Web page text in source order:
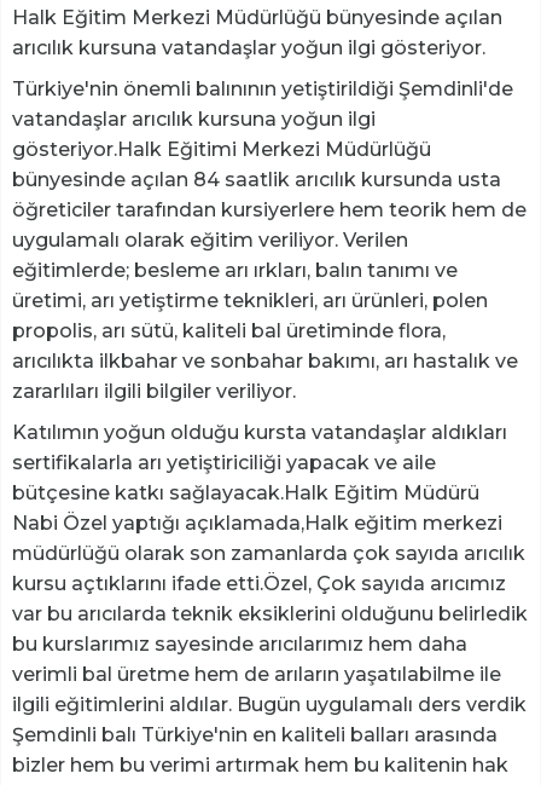
Halk Eğitim Merkezi Müdürlüğü bünyesinde açılan
arıcılık kursuna vatandaşlar yoğun ilgi gösteriyor.
Türkiye'nin önemli balınının yetiştirildiği Şemdinli'de
vatandaşlar arıcılık kursuna yoğun ilgi
gösteriyor.Halk Eğitimi Merkezi Müdürlüğü
bünyesinde açılan 84 saatlik arıcılık kursunda usta
öğreticiler tarafından kursiyerlere hem teorik hem de
uygulamalı olarak eğitim veriliyor. Verilen
eğitimlerde; besleme arı ırkları, balın tanımı ve
üretimi, arı yetiştirme teknikleri, arı ürünleri, polen
propolis, arı sütü, kaliteli bal üretiminde flora,
arıcılıkta ilkbahar ve sonbahar bakımı, arı hastalık ve
zararlıları ilgili bilgiler veriliyor.
Katılımın yoğun olduğu kursta vatandaşlar aldıkları
sertifikalarla arı yetiştiriciliği yapacak ve aile
bütçesine katkı sağlayacak.Halk Eğitim Müdürü
Nabi Özel yaptığı açıklamada,Halk eğitim merkezi
müdürlüğü olarak son zamanlarda çok sayıda arıcılık
kursu açtıklarını ifade etti.Özel, Çok sayıda arıcımız
var bu arıcılarda teknik eksiklerini olduğunu belirledik
bu kurslarımız sayesinde arıcılarımız hem daha
verimli bal üretme hem de arıların yaşatılabilme ile
ilgili eğitimlerini aldılar. Bugün uygulamalı ders verdik
Şemdinli balı Türkiye'nin en kaliteli balları arasında
bizler hem bu verimi artırmak hem bu kalitenin hak